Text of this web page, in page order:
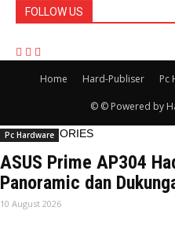
FOLLOW US
Home Hard-Publiser Pc
© © Powered by
MORE STORIES
Pc Hardware
ASUS Prime AP304
Panoramic dan
10 August 2026